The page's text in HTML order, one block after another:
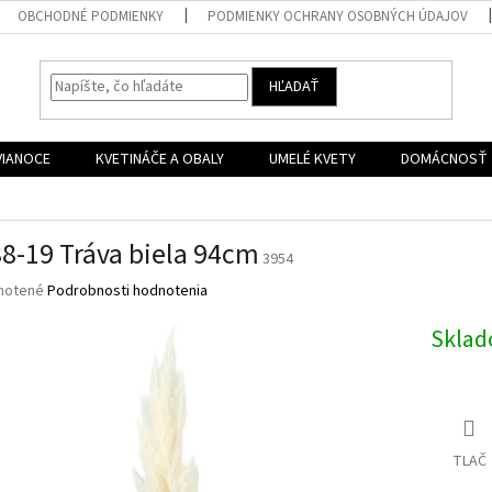
OBCHODNÉ PODMIENKY PODMIENKY OCHRANY OSOBNÝCH ÚDAJOV
HĽADAŤ
KVETINÁČE A OBALY UMELÉ KVETY DOMÁCNOSŤ
19 Tráva biela 94cm 3954
Podrobnosti hodnotenia
TLAČ